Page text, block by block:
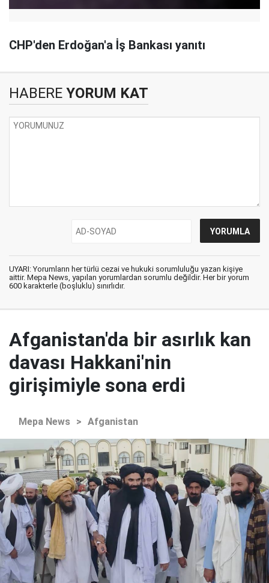
CHP'den Erdoğan'a İş Bankası yanıtı
HABERE YORUM KAT
UYARI: Yorumların her türlü cezai ve hukuki sorumluluğu yazan kişiye
aittir. Mepa News, yapılan yorumlardan sorumlu değildir. Her bir yorum
600 karakterle (boşluklu) sınırlıdır.
Afganistan'da bir asırlık kan
davası Hakkani'nin
girişimiyle sona erdi
Mepa News > Afganistan